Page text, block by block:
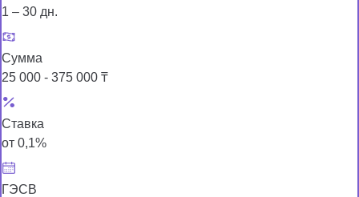
1 – 30 дн.
Сумма
25 000 - 375 000 ₸
Ставка
от 0,1%
ГЭСВ